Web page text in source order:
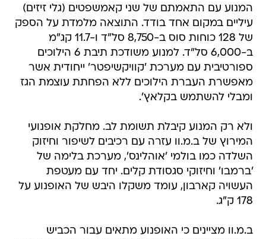
המנוע עם התאמתם של שני קאמשפטים (גלי זיזים)
עיליים במקום אחד בודד. התוצאה מלמדת על הספק
של 128 כוחות סוס ב-8,750 סל"ד ו-11.7 קג"מ
ב-6,000 סל"ד. למנוע משודכת תיבת 6 הילוכים
ספורטיבית עם מערכת 'קוויקשיפטר' ייחודית אשר
מאפשרת העברת הילוכים ללא הפחתת עוצמת הגז
ומבלי להשתמש בקלאץ'.
ולא רק המנוע קיבלת תשומת לב. מחלקת אופנועי
המירוץ של ב.מ.וו עזרה עם רכיבים לשיפור וחיזוק
השלדה כמו בולמי 'אוהלינס', מערכת בלימה של
'ברמבו' וחיזוקי סגסודת קלים. יחד עם מעטפת
העשויה קארבון, עומד משקלו היבש של האופנוע על
178 ק"ג.
ב.מ.וו מציינים כי האופנוע מתאים עבור הכביש